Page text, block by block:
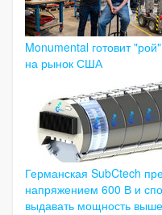
Monumental готовит
на рынок США
Германская SubCtech
напряжением 600 В и
выдавать мощность